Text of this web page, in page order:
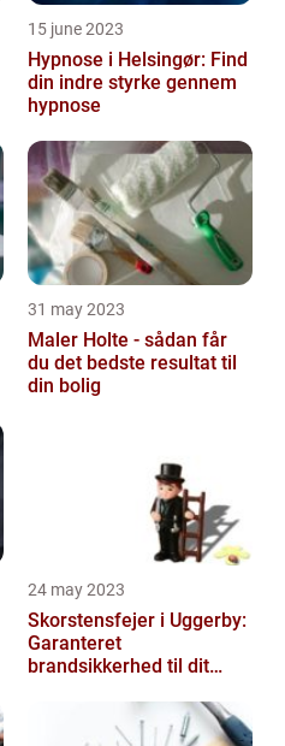
15 june 2023
Hypnose i Helsingør: Find
din indre styrke gennem
hypnose
31 may 2023
Maler Holte - sådan får
du det bedste resultat til
din bolig
24 may 2023
Skorstensfejer i Uggerby:
Garanteret
brandsikkerhed til dit